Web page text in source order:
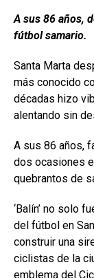
A sus 86 años,
fútbol samario.
Santa Marta
más conocido
décadas hizo
alentando sin
A sus 86 años,
dos ocasiones
quebrantos de
‘Balín’ no solo
del fútbol en
construir una
ciclistas de la
emblema del